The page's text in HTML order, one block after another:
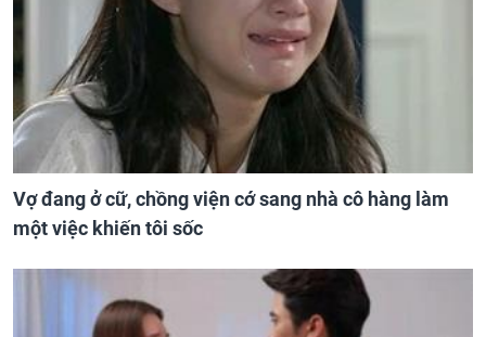
Vợ đang ở cữ, chồng viện cớ sang nhà cô hàng làm
một việc khiến tôi sốc